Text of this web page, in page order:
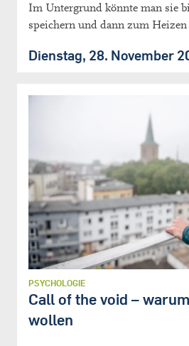
Im Untergrund könnte man sie
speichern und dann zum Heizen
Dienstag, 28. November
PSYCHOLOGIE
Call of the void –
wollen